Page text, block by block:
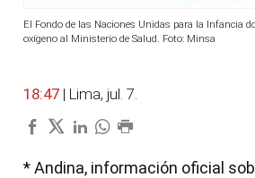
El Fondo de las Naciones Unidas para la Infancia
oxígeno al Ministerio de Salud. Foto: Minsa
18:47 | Lima, jul. 7.
* Andina, información oficial